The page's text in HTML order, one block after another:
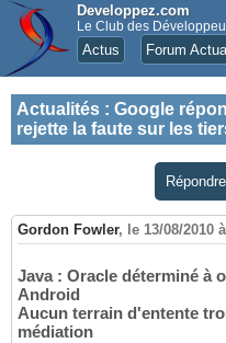
Developpez.com
Le Club des
Actus Forum
Actualités : Google
rejette la faute sur les
Gordon Fowler, le 13/08/2010
Java : Oracle déterminé à
Android
Aucun terrain d'entente
médiation